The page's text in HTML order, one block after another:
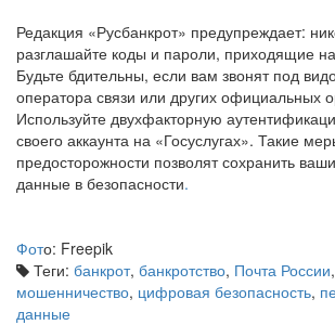
Редакция «Русбанкрот» предупреждает:
разглашайте коды и пароли, приходящие
Будьте бдительны, если вам звонят под
оператора связи или других официальных
Используйте двухфакторную
своего аккаунта на «Госуслугах». Такие
предосторожности позволят сохранить
данные в безопасности.
Фото: Freepik
Теги: банкрот, банкротство, Почта России,
мошенничество, цифровая безопасность,
данные